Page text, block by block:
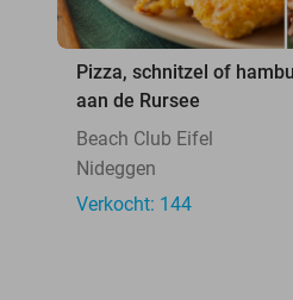
Pizza, schnitzel of
aan de Rursee
Beach Club Eifel
Nideggen
Verkocht: 144